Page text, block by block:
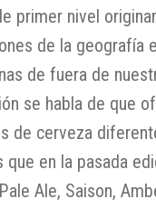
primer nivel
de la geografía
de fuera de
se habla de que
de cerveza
que en la pasada
Ale, Saison,